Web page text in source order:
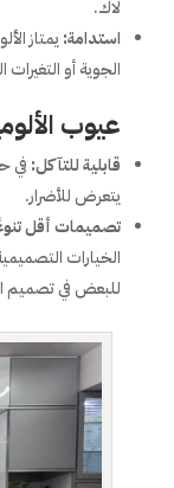
لاك.
استدامة: يمتاز
الجوية أو التغيرات
عيوب
قابلية للتآكل: في
يتعرض للأضرار.
تصميمات أقل
الخيارات
للبعض في تصميم